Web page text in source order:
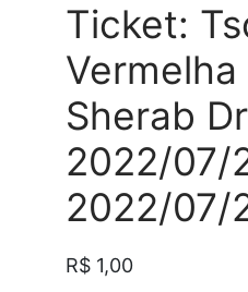
Ticket:
Sherab
2022/07/
2022/07/
R$ 1,00